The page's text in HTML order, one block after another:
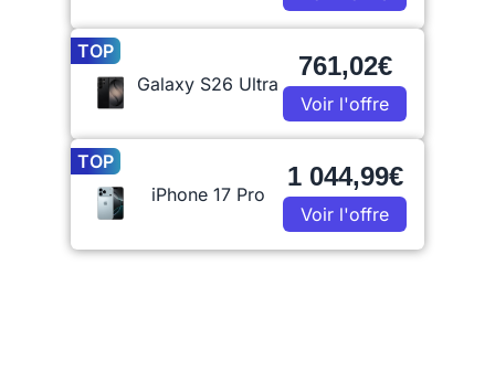
TOP
Galaxy S26 Ultra
761,02€
Voir l'offre
TOP
iPhone 17 Pro
1 044,99€
Voir l'offre